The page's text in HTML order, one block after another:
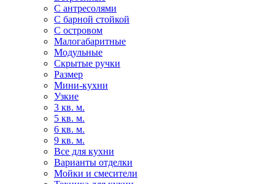
С антресолями
С барной стойкой
С островом
Малогабаритные
Модульные
Скрытые ручки
Размер
Мини-кухни
Узкие
3 кв. м.
5 кв. м.
6 кв. м.
9 кв. м.
Все для кухни
Варианты отделки
Мойки и смесители